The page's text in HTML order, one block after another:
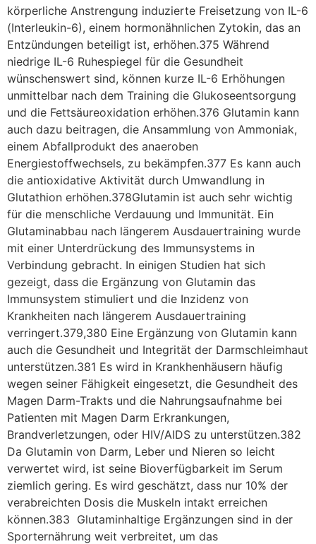
körperliche Anstrengung induzierte Freisetzung von IL-6
(Interleukin-6), einem hormonähnlichen Zytokin, das an
Entzündungen beteiligt ist, erhöhen.375 Während
niedrige IL-6 Ruhespiegel für die Gesundheit
wünschenswert sind, können kurze IL-6 Erhöhungen
unmittelbar nach dem Training die Glukoseentsorgung
und die Fettsäureoxidation erhöhen.376 Glutamin kann
auch dazu beitragen, die Ansammlung von Ammoniak,
einem Abfallprodukt des anaeroben
Energiestoffwechsels, zu bekämpfen.377 Es kann auch
die antioxidative Aktivität durch Umwandlung in
Glutathion erhöhen.378Glutamin ist auch sehr wichtig
für die menschliche Verdauung und Immunität. Ein
Glutaminabbau nach längerem Ausdauertraining wurde
mit einer Unterdrückung des Immunsystems in
Verbindung gebracht. In einigen Studien hat sich
gezeigt, dass die Ergänzung von Glutamin das
Immunsystem stimuliert und die Inzidenz von
Krankheiten nach längerem Ausdauertraining
verringert.379,380 Eine Ergänzung von Glutamin kann
auch die Gesundheit und Integrität der Darmschleimhaut
unterstützen.381 Es wird in Krankhenhäusern häufig
wegen seiner Fähigkeit eingesetzt, die Gesundheit des
Magen Darm-Trakts und die Nahrungsaufnahme bei
Patienten mit Magen Darm Erkrankungen,
Brandverletzungen, oder HIV/AIDS zu unterstützen.382
Da Glutamin von Darm, Leber und Nieren so leicht
verwertet wird, ist seine Bioverfügbarkeit im Serum
ziemlich gering. Es wird geschätzt, dass nur 10% der
verabreichten Dosis die Muskeln intakt erreichen
können.383 Glutaminhaltige Ergänzungen sind in der
Sporternährung weit verbreitet, um das